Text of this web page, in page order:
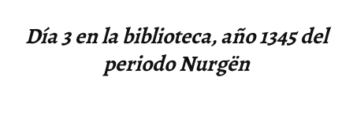
Día 3 en la biblioteca, año 1345 del
periodo Nurgën